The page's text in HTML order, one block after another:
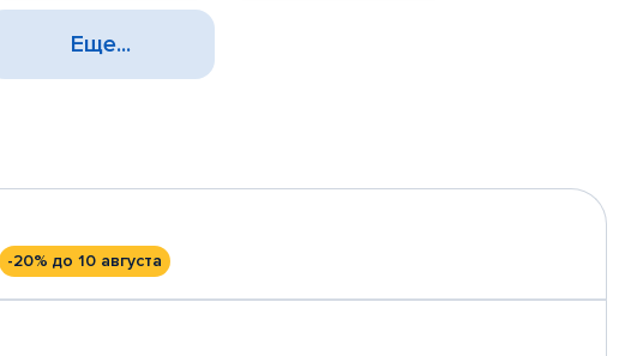
Еще...
-20% до 10 августа